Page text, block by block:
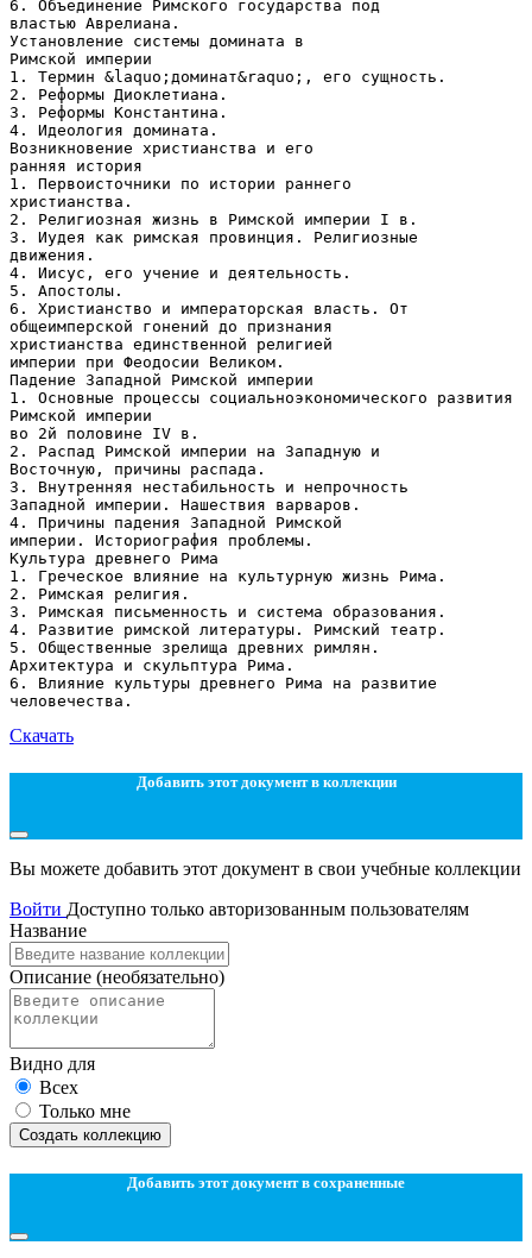
6. Объединение Римского государства под
властью Аврелиана.
Установление системы домината в
Римской империи
1. Термин &laquo;доминат&raquo;, его сущность.
2. Реформы Диоклетиана.
3. Реформы Константина.
4. Идеология домината.
Возникновение христианства и его
ранняя история
1. Первоисточники по истории раннего
христианства.
2. Религиозная жизнь в Римской империи I в.
3. Иудея как римская провинция. Религиозные
движения.
4. Иисус, его учение и деятельность.
5. Апостолы.
6. Христианство и императорская власть. От
общеимперской гонений до признания
христианства единственной религией
империи при Феодосии Великом.
Падение Западной Римской империи
1. Основные процессы социальноэкономического развития
Римской империи
во 2й половине IV в.
2. Распад Римской империи на Западную и
Восточную, причины распада.
3. Внутренняя нестабильность и непрочность
Западной империи. Нашествия варваров.
4. Причины падения Западной Римской
империи. Историография проблемы.
Культура древнего Рима
1. Греческое влияние на культурную жизнь Рима.
2. Римская религия.
3. Римская письменность и система образования.
4. Развитие римской литературы. Римский театр.
5. Общественные зрелища древних римлян.
Архитектура и скульптура Рима.
6. Влияние культуры древнего Рима на развитие
Скачать
Добавить этот документ в коллекции
Вы можете добавить этот документ в свои учебные коллекции
Войти Доступно только авторизованным пользователям
Название
Описание (необязательно)
Видно для
Всех
Только мне
Создать коллекцию
Добавить этот документ в сохраненные